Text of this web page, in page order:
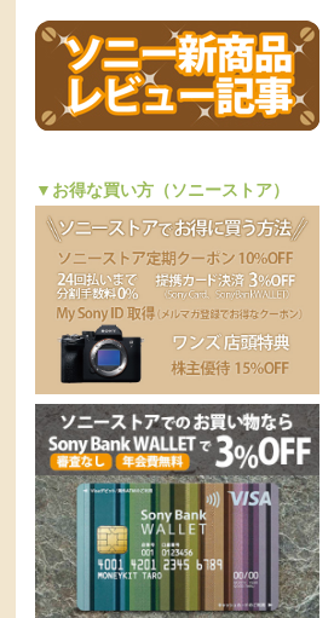
▼お得な買い方（ソニーストア）